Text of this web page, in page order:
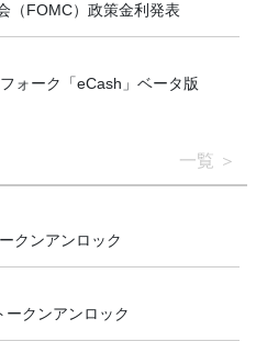
（FOMC）政策金利発表
ォーク「eCash」ベータ版
一覧
クンアンロック
ークンアンロック